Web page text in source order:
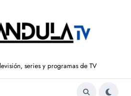
series y programas de TV